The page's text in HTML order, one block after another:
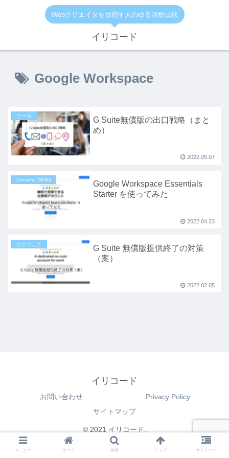
Webクリエイタを目指す人のゆる活動日誌
イリコード
Google Workspace
ツール
G Suite無償版の出口戦略（まと
め）
2022.05.07
ConoHa WING
Google Workspace Essentials
Starter を使ってみた
2022.04.23
ひとりごと
G Suite 無償版提供終了の対策
（案）
2022.02.05
イリコード
お問い合わせ
Privacy Policy
サイトマップ
© 2021 イリコード.
メニュー ホーム 検索 トップ サイドバー